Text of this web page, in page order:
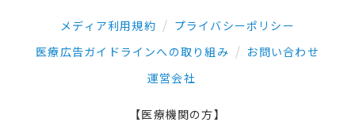
メディア利用規約
プライバシーポリシー
医療広告ガイドラインへの取り組み
お問い合わせ
運営会社
【医療機関の方】